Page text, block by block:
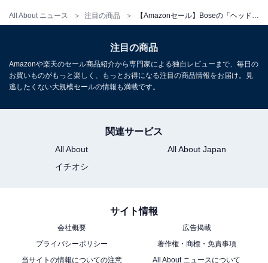
All About ニュース 注目の商品
Bose Ultra Open Earbuds 空間オーディオ イヤホン オ
ープンイヤー 完全 ワイヤレス Bluetooth接続 マイク付
ノイズキャンセリング 完全ワイヤレス イヤホン 最長8.5
時間連続再生 急速充電 ブラック
Amazonで見る
注目の商品
Amazonや楽天のセール商品紹介から専門家による独自レビューまで、毎日の
お買いものがもっと楽しく、もっとお得になる注目の商品情報をお届け。見
逃したくない大規模セールの情報も満載です。
関連サービス
All About
All About Japan
イチオシ
サイト情報
会社概要
広告掲載
プライバシーポリシー
著作権・商標・免責事項
当サイトの情報についての注意
All About ニュースについて